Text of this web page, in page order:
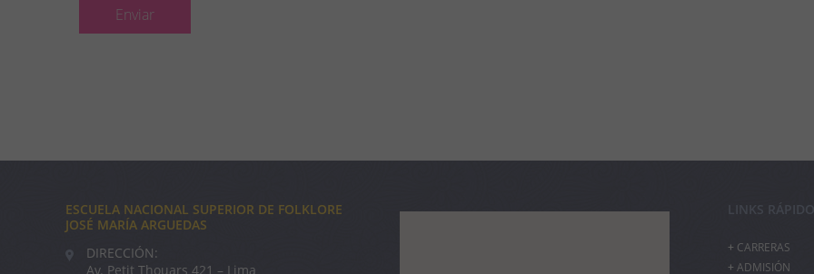
ESCUELA NACIONAL SUPERIOR DE FOLKLORE
JOSÉ MARÍA ARGUEDAS
DIRECCIÓN:
Av. Petit Thouars 421 – Lima
LINKS
CARRERAS
ADMISIÓN